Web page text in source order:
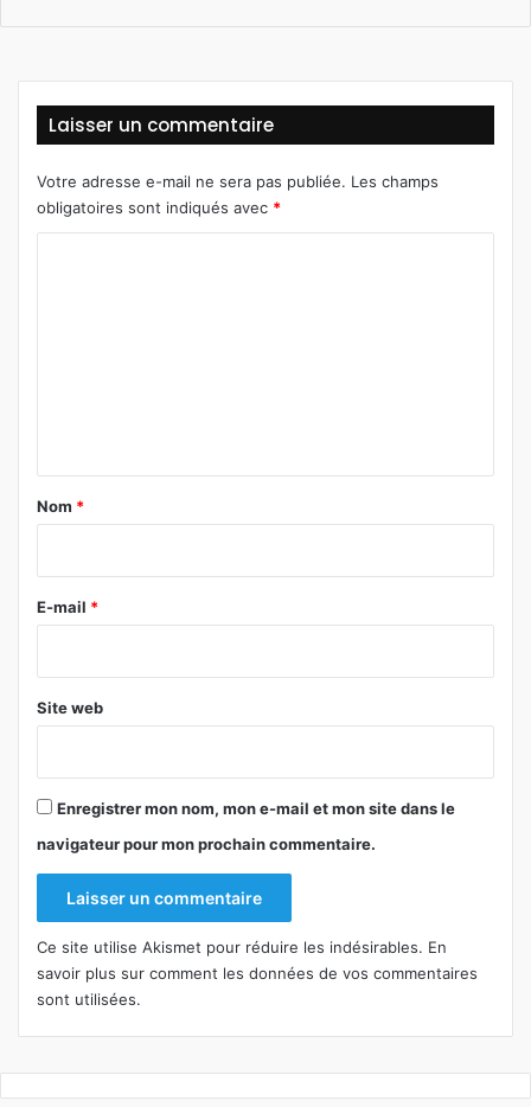
Laisser un commentaire
Votre adresse e-mail ne sera pas publiée. Les champs
obligatoires sont indiqués avec *
a
e
Nom *
E-mail *
Site web
Enregistrer mon nom, mon e-mail et mon site dans le
navigateur pour mon prochain commentaire.
Ce site utilise Akismet pour réduire les indésirables. En
savoir plus sur comment les données de vos commentaires
sont utilisées.